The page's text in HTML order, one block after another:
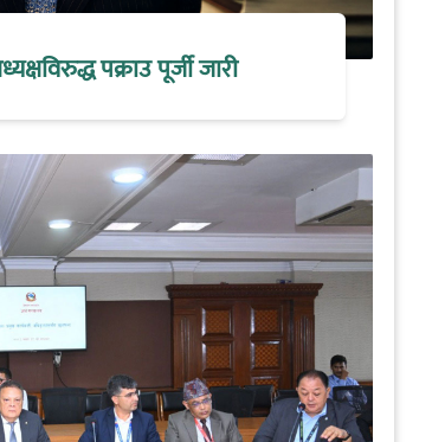
पक्राउ पूर्जी जारी